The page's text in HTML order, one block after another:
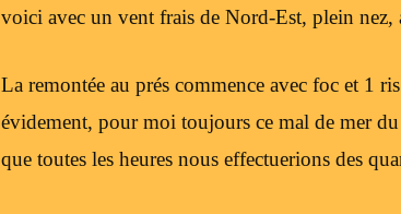
voici avec un vent frais de Nord-Est, plein
La remontée au prés commence avec foc et 1
évidement, pour moi toujours ce mal de mer
que toutes les heures nous effectuerions des